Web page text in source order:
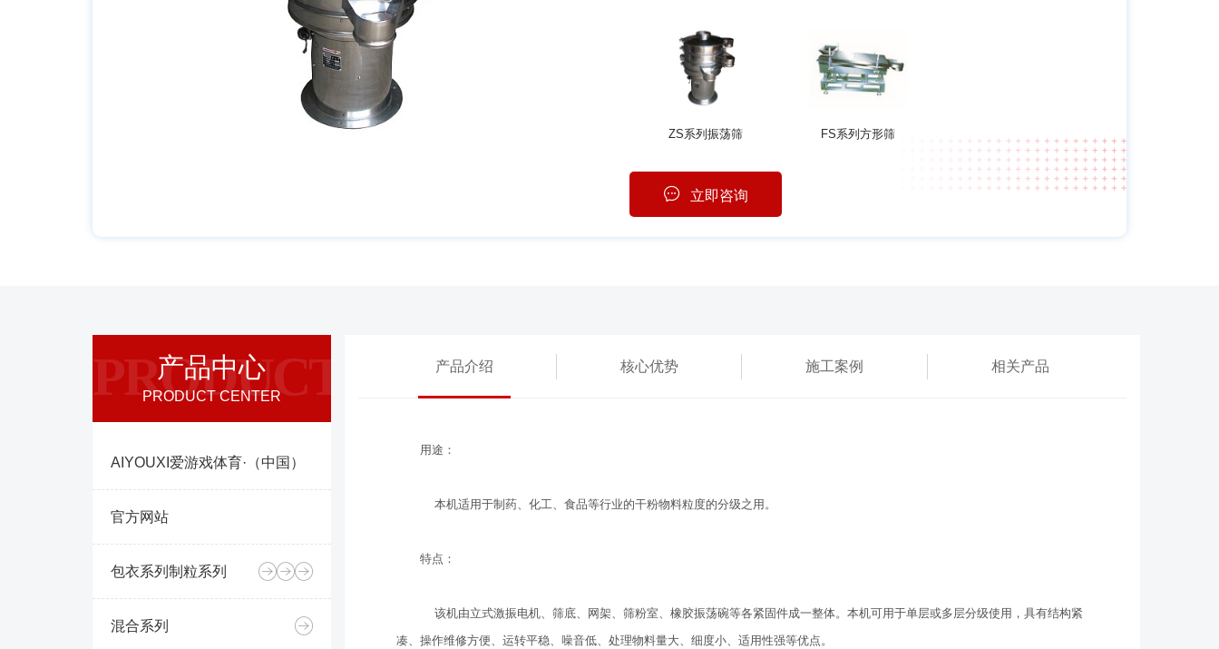
ZS系列振荡筛 FS系列方形筛
立即咨询
产品中心
PRODUCT CENTER
PRODUCT
AIYOUXI爱游戏体育·（中国）
官方网站
包衣系列 制粒系列
混合系列
产品介绍 核心优势 施工案例 相关产品
用途：
本机适用于制药、化工、食品等行业的干粉物料粒度的分级之用。
特点：
该机由立式激振电机、筛底、网架、筛粉室、橡胶振荡碗等各紧固件成一整体。本机可用于单层或多层分级使用，具有结构紧
凑、操作维修方便、运转平稳、噪音低、处理物料量大、细度小、适用性强等优点。